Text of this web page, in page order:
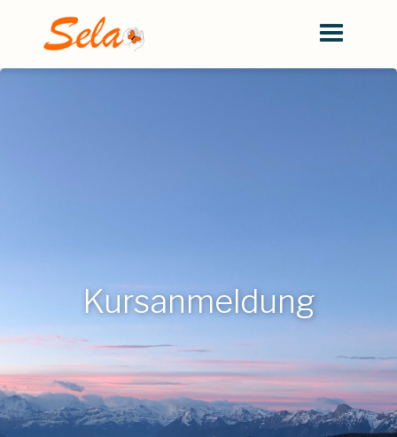
Kursanmeldung